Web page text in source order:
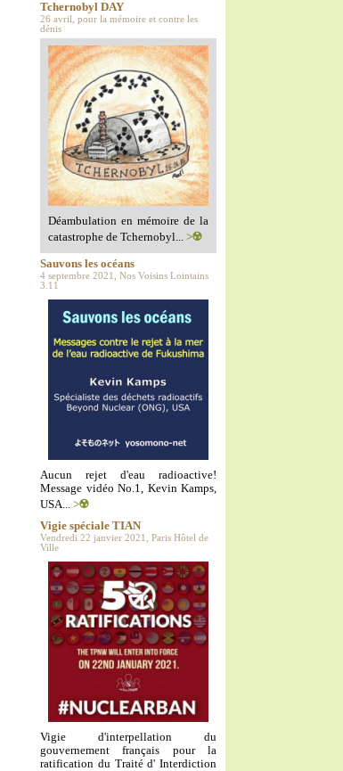
Tchernobyl DAY
26 avril, pour la mémoire et contre les
dénis
Déambulation en mémoire de la
catastrophe de Tchernobyl... >☢️
Sauvons les océans
4 septembre 2021, Nos Voisins Lointains
3.11
Aucun rejet d'eau radioactive!
Message vidéo No.1, Kevin Kamps,
USA... >☢️
Vigie spéciale TIAN
Vendredi 22 janvier 2021, Paris Hôtel de
Ville
Vigie d'interpellation du
gouvernement français pour la
ratification du Traité d' Interdiction